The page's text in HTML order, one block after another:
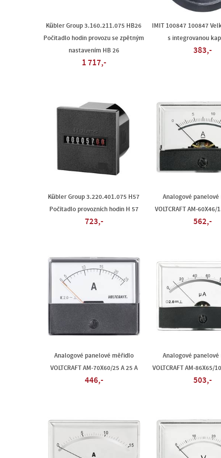
Kübler Group 3.160.211.075 HB26
Počitadlo hodin provozu se zpětným
nastavením HB 26
1 717,-
IMIT 100847 100847
s integrovanou
383,-
Kübler Group 3.220.401.075 H57
Počítadlo provozních hodin H 57
723,-
Analogové
VOLTCRAFT AM-60X46/
562,-
Analogové panelové měřidlo
VOLTCRAFT AM-70X60/25 A 25 A
446,-
Analogové
VOLTCRAFT AM-86X65/
503,-